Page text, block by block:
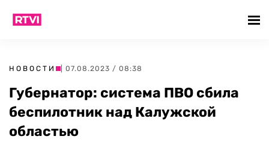
НОВОСТИ | 07.08.2023 / 08:38
Губернатор: система ПВО сбила
беспилотник над Калужской
областью